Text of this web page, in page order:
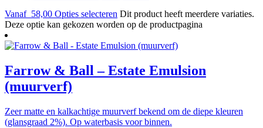
Vanaf 58,00 Opties selecteren Dit product heeft meerdere variaties.
Deze optie kan gekozen worden op de productpagina
Farrow & Ball – Estate Emulsion
(muurverf)
Zeer matte en kalkachtige muurverf bekend om de diepe kleuren
(glansgraad 2%). Op waterbasis voor binnen.